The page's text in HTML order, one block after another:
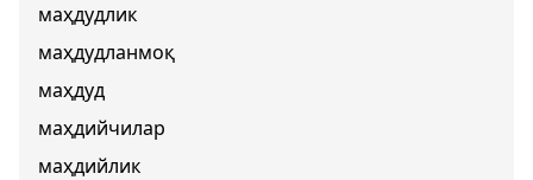
маҳдудлик
маҳдудланмоқ
маҳдуд
маҳдийчилар
маҳдийлик